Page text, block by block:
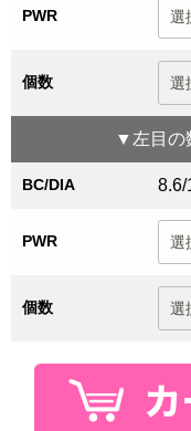
PWR
個数
▼ 左目 の
BC/DIA 8.6/
PWR
個数